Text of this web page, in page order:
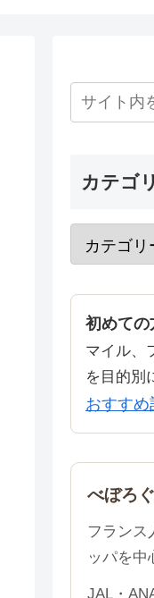
カテゴ
初めての
マイル、
を目的別
おすすめ
べぼろ
フランス
ッパを中
JAL・